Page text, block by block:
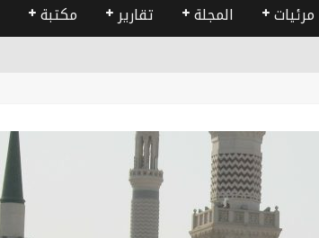
مرئيات المجلة تقارير مكتبة